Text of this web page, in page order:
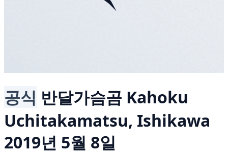
공식 반달가슴곰 Kahoku
Uchitakamatsu, Ishikawa
2019년 5월 8일